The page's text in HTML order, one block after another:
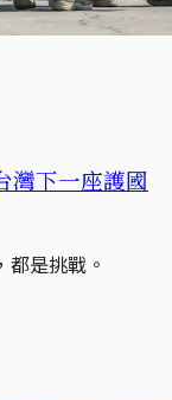
灣下一座護國
是挑戰。